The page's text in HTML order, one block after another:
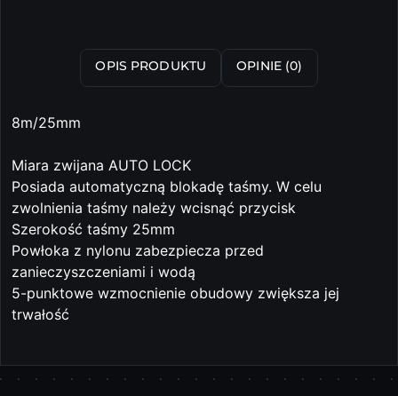
OPIS PRODUKTU OPINIE (0)
8m/25mm
Miara zwijana AUTO LOCK
Posiada automatyczną blokadę taśmy. W celu
zwolnienia taśmy należy wcisnąć przycisk
Szerokość taśmy 25mm
Powłoka z nylonu zabezpiecza przed
zanieczyszczeniami i wodą
5-punktowe wzmocnienie obudowy zwiększa jej
trwałość